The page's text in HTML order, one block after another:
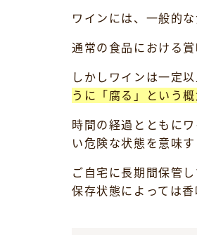
ワインには、一般的
通常の食品における
しかしワインは一定
うに「腐る」という
時間の経過とともに
い危険な状態を意味
ご自宅に長期間保管
保存状態によっては